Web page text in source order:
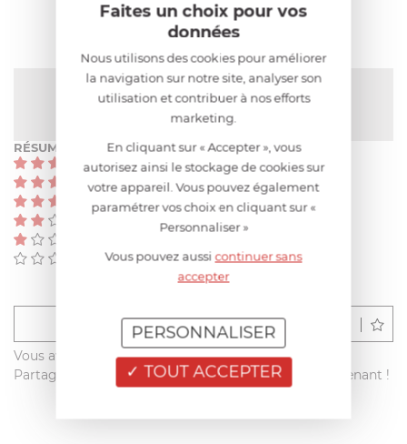
NOTE MOYENNE
Pas encore de note
RÉSUMÉ
(0)
(0)
(0)
(0)
Déposer un avis
Vous avez acheté ce produit sur francisbatt.com ?
Partagez votre avis avec les autres clients dès maintenant !
Faites un choix pour vos
données
Nous utilisons des cookies pour améliorer
la navigation sur notre site, analyser son
utilisation et contribuer à nos efforts
marketing.
En cliquant sur « Accepter », vous
autorisez ainsi le stockage de cookies sur
votre appareil. Vous pouvez également
paramétrer vos choix en cliquant sur «
Personnaliser »
Vous pouvez aussicontinuer sans
accepter
TOUT ACCEPTER
PERSONNALISER